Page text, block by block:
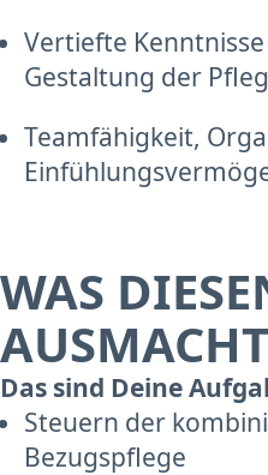
Vertiefte
Gestaltung der
Teamfähigkeit,
WAS
AUSMACHT
Das sind Deine
Steuern der
Bezugspflege